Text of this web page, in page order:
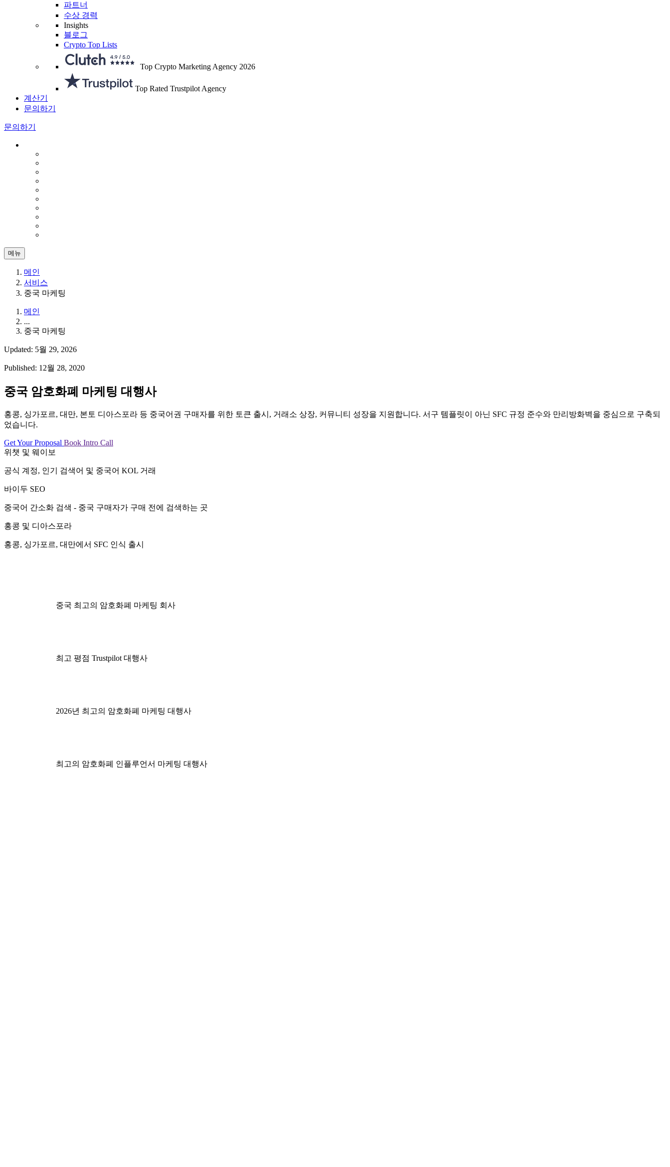
파트너
수상 경력
Insights
블로그
Crypto Top Lists
Top Crypto Marketing Agency 2026
Top Rated Trustpilot Agency
계산기
문의하기
문의하기
메뉴
메인
서비스
중국 마케팅
메인
...
중국 마케팅
Updated: 5월 29, 2026
Published: 12월 28, 2020
중국 암호화폐 마케팅 대행사
홍콩, 싱가포르, 대만, 본토 디아스포라 등 중국어권 구매자를 위한 토큰 출시, 거래소 상장, 커뮤니티 성장을 지원합니다. 서구 템플릿이 아닌 SFC 규정 준수와 만리방화벽을 중심으로 구축되
었습니다.
Get Your Proposal Book Intro Call
위챗 및 웨이보
공식 계정, 인기 검색어 및 중국어 KOL 거래
바이두 SEO
중국어 간소화 검색 - 중국 구매자가 구매 전에 검색하는 곳
홍콩 및 디아스포라
홍콩, 싱가포르, 대만에서 SFC 인식 출시
중국 최고의 암호화폐 마케팅 회사
최고 평점 Trustpilot 대행사
2026년 최고의 암호화폐 마케팅 대행사
최고의 암호화폐 인플루언서 마케팅 대행사